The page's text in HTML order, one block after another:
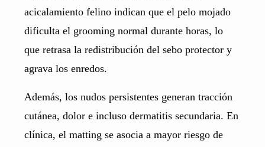
acicalamiento felino indican que el pelo mojado
dificulta el grooming normal durante horas, lo
que retrasa la redistribución del sebo protector y
agrava los enredos.
Además, los nudos persistentes generan tracción
cutánea, dolor e incluso dermatitis secundaria. En
clínica, el matting se asocia a mayor riesgo de